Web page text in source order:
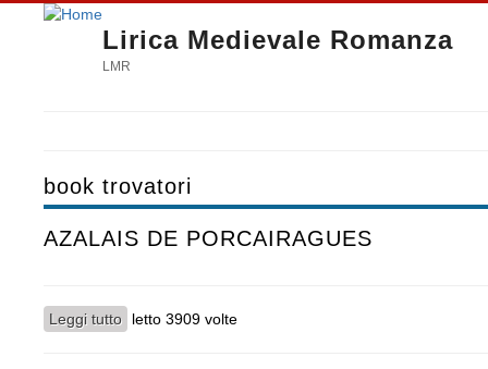
Lirica Medievale Romanza
LMR
book trovatori
AZALAIS DE PORCAIRAGUES
Leggi tutto su AZALAIS DE PORCAIRAGUES
letto 3909 volte